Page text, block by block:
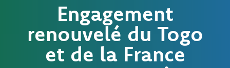
Engagement
renouvelé du Togo
et de la France